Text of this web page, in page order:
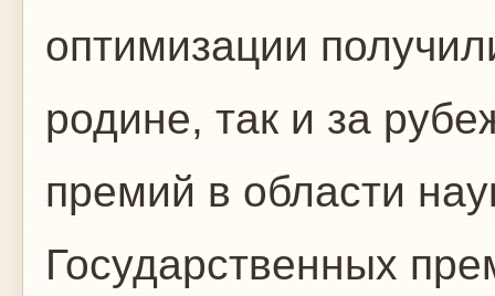
оптимизации
родине, так и за
премий в области
Государственных